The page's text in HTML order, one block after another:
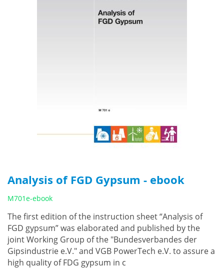
Analysis of FGD Gypsum - ebook
M701e-ebook
The first edition of the instruction sheet “Analysis of
FGD gypsum” was elaborated and published by the
joint Working Group of the "Bundesverbandes der
Gipsindustrie e.V." and VGB PowerTech e.V. to assure a
high quality of FDG gypsum in c